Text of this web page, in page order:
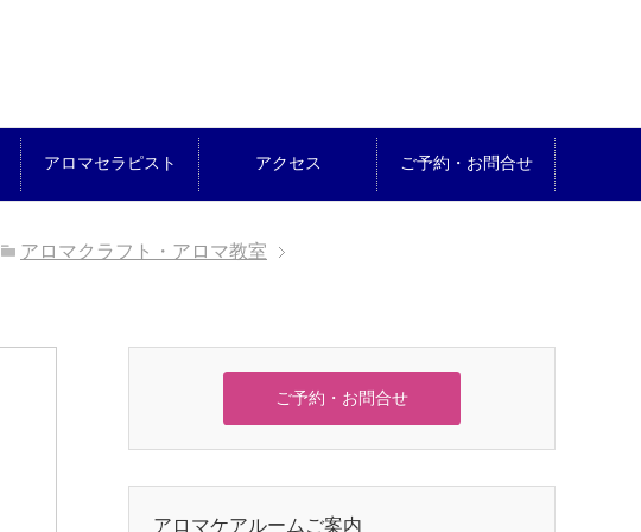
アロマセラピスト アクセス ご予約・お問合せ
アロマクラフト・アロマ教室
ご予約・お問合せ
アロマケアルームご案内